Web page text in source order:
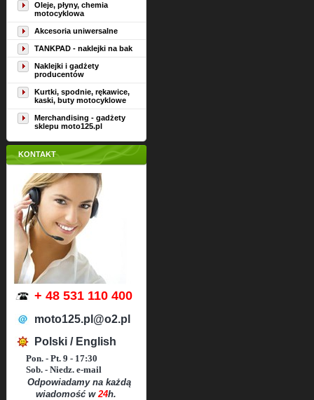
Oleje, płyny, chemia
motocyklowa
Akcesoria uniwersalne
TANKPAD - naklejki na bak
Naklejki i gadżety
producentów
Kurtki, spodnie, rękawice,
kaski, buty motocyklowe
Merchandising - gadżety
sklepu moto125.pl
KONTAKT
+ 48 531 110 400
moto125.pl@o2.pl
Polski / English
Pon. - Pt. 9 - 17:30
Sob. - Niedz. e-mail
Odpowiadamy na każdą
wiadomość w24h.